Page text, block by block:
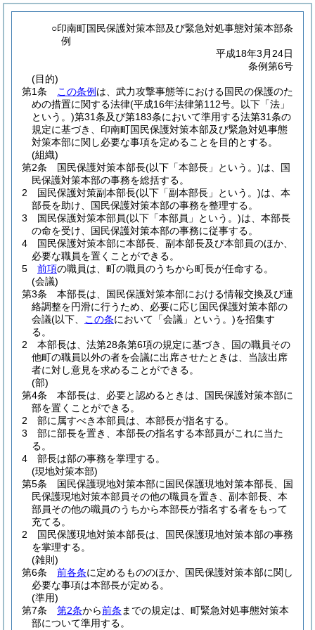
○印南町国民保護対策本部及び緊急対処事態対策本部条
例
平成18年3月24日
条例第6号
(目的)
第1条
この条例 は、武力攻撃事態等における国民の保護のた
めの措置に関する法律(平成16年法律第112号。以下「法」
という。)第31条及び第183条において準用する法第31条の
規定に基づき、印南町国民保護対策本部及び緊急対処事態
対策本部に関し必要な事項を定めることを目的とする。
(組織)
第2条
国民保護対策本部長(以下「本部長」という。)は、国
民保護対策本部の事務を総括する。
2
国民保護対策副本部長(以下「副本部長」という。)は、本
部長を助け、国民保護対策本部の事務を整理する。
3
国民保護対策本部員(以下「本部員」という。)は、本部長
の命を受け、国民保護対策本部の事務に従事する。
4
国民保護対策本部に本部長、副本部長及び本部員のほか、
必要な職員を置くことができる。
5
前項の職員は、町の職員のうちから町長が任命する。
(会議)
第3条
本部長は、国民保護対策本部における情報交換及び連
絡調整を円滑に行うため、必要に応じ国民保護対策本部の
会議(以下、 この条において「会議」という。)を招集す
る。
2
本部長は、法第28条第6項の規定に基づき、国の職員その
他町の職員以外の者を会議に出席させたときは、当該出席
者に対し意見を求めることができる。
(部)
第4条
本部長は、必要と認めるときは、国民保護対策本部に
部を置くことができる。
2
部に属すべき本部員は、本部長が指名する。
3
部に部長を置き、本部長の指名する本部員がこれに当た
る。
4
部長は部の事務を掌理する。
(現地対策本部)
第5条
国民保護現地対策本部に国民保護現地対策本部長、国
民保護現地対策本部員その他の職員を置き、副本部長、本
部員その他の職員のうちから本部長が指名する者をもって
充てる。
2
国民保護現地対策本部長は、国民保護現地対策本部の事務
を掌理する。
(雑則)
第6条
前各条に定めるもののほか、国民保護対策本部に関し
必要な事項は本部長が定める。
(準用)
第7条
第2条から前条 までの規定は、町緊急対処事態対策本
部について準用する。